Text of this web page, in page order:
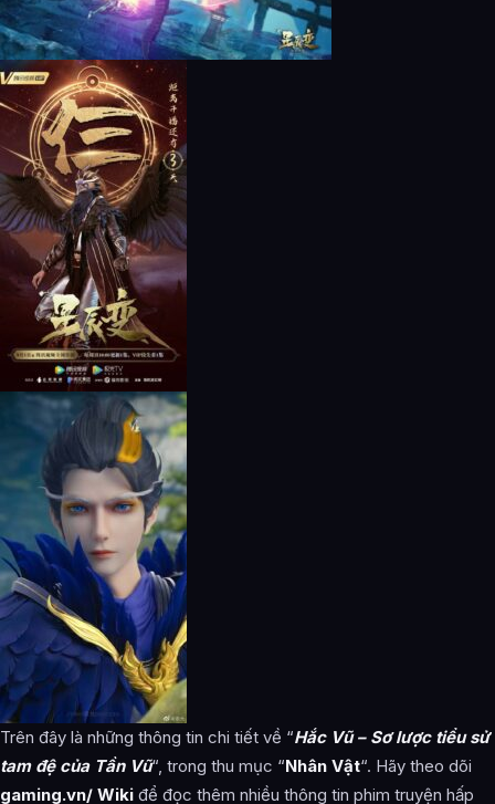
Trên đây là những thông tin chi tiết về “Hắc Vũ – Sơ lược tiểu sử
tam đệ của Tần Vũ“, trong thu mục “Nhân Vật“. Hãy theo dõi
gaming.vn/ Wiki để đọc thêm nhiều thông tin phim truyện hấp